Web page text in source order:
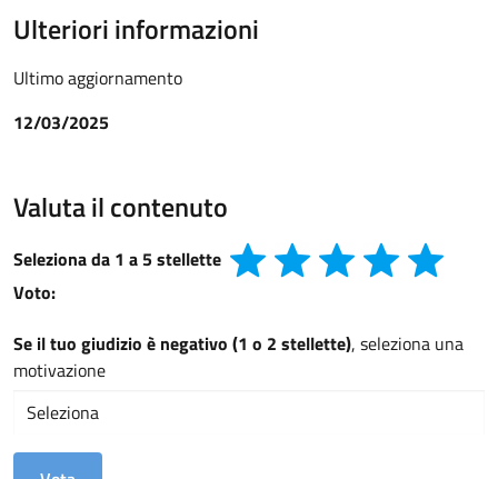
Ulteriori informazioni
Ultimo aggiornamento
12/03/2025
Valuta il contenuto
Seleziona da 1 a 5 stellette
Voto:
Se il tuo giudizio è negativo (1 o 2 stellette), seleziona una
motivazione